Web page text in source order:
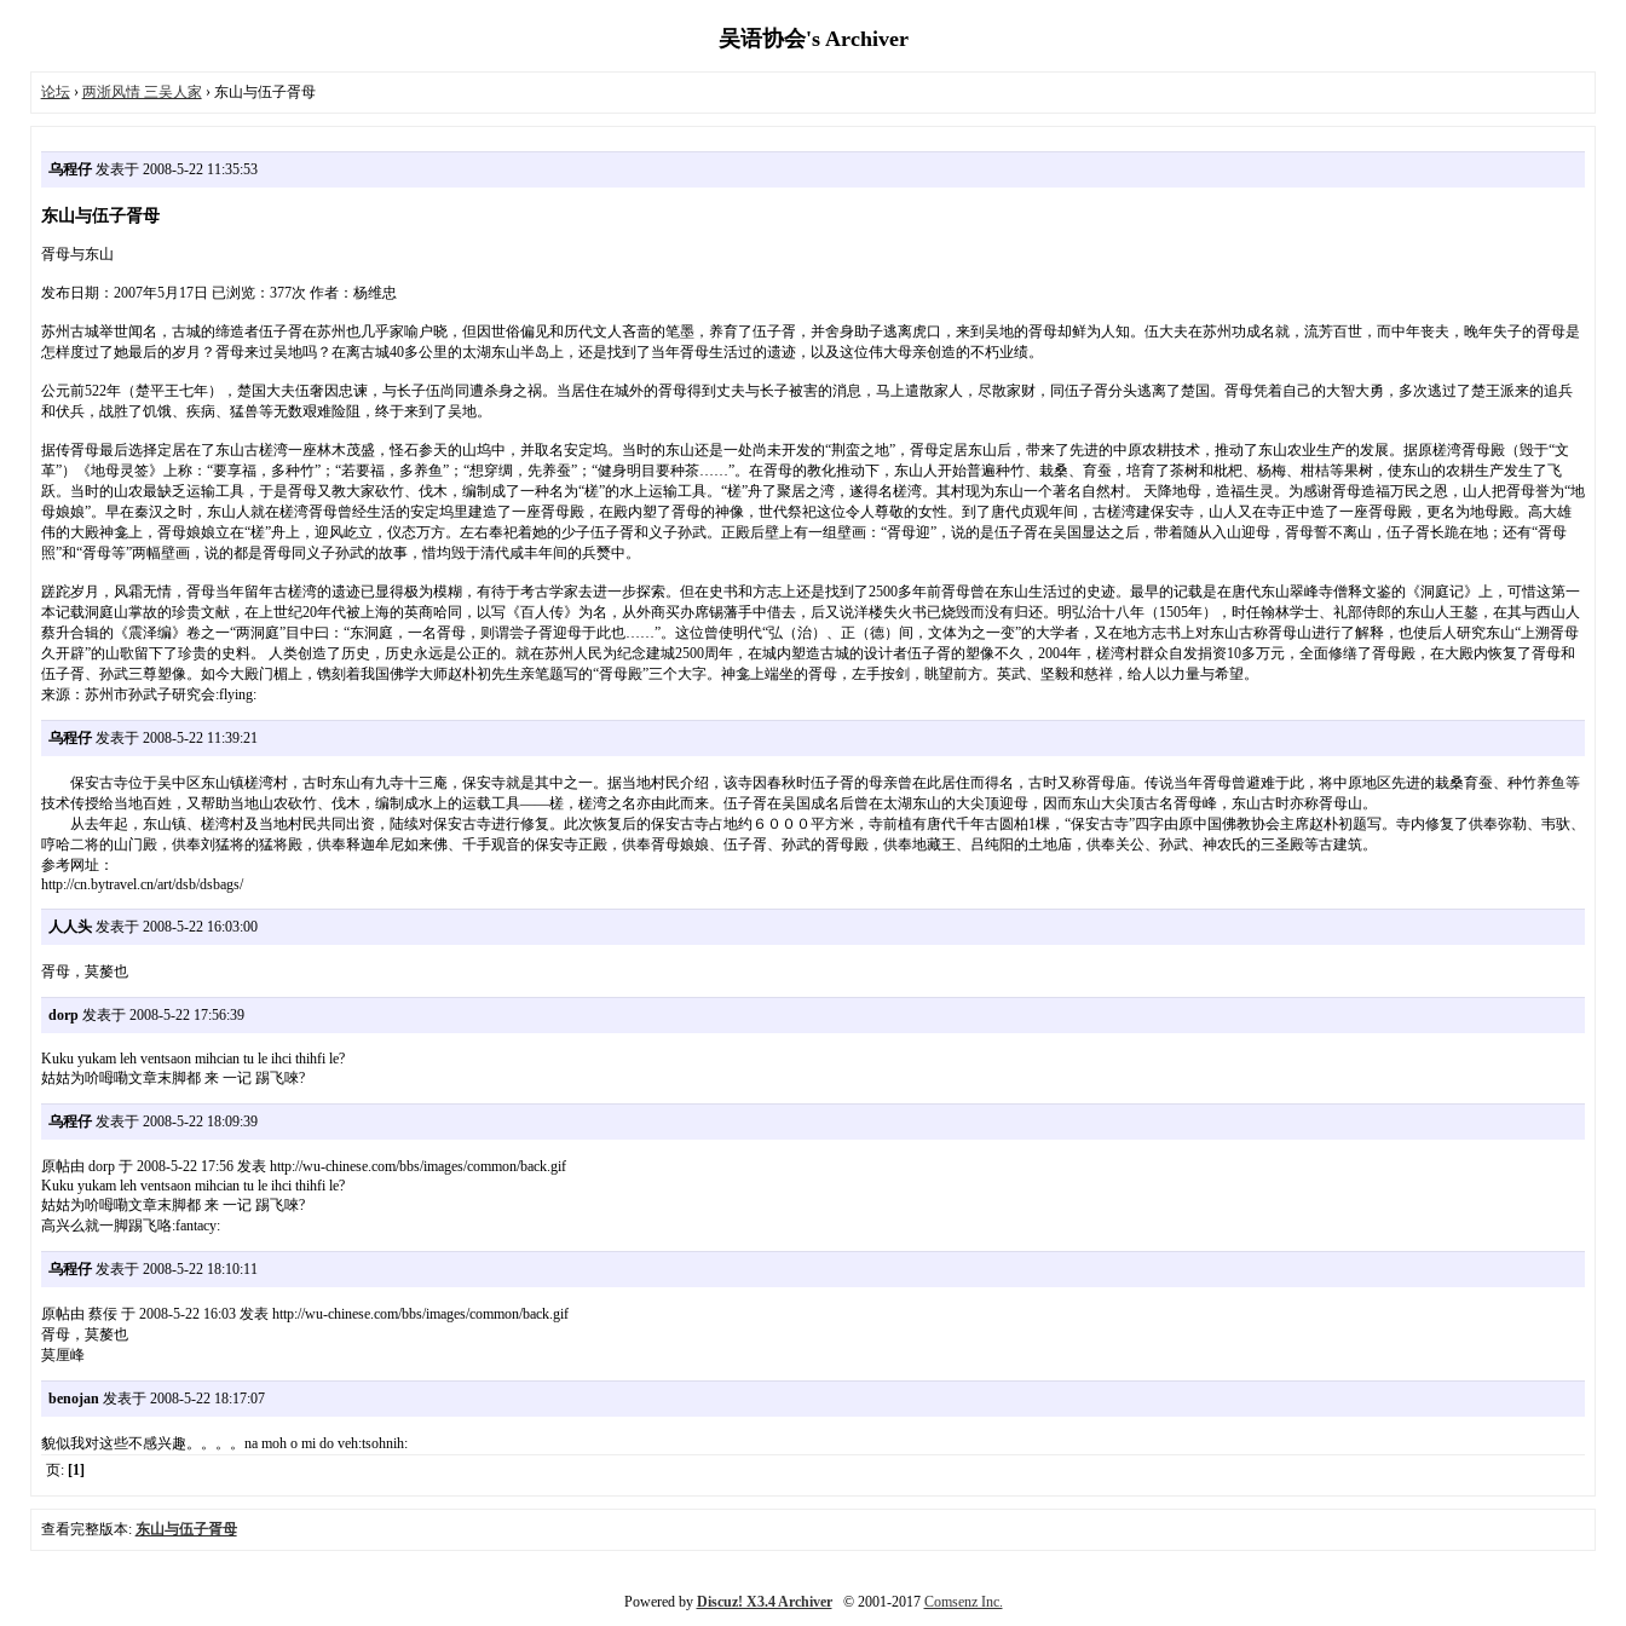
吴语协会's Archiver
论坛› 两浙风情 三吴人家 › 东山与伍子胥母
乌程仔发表于 2008-5-22 11:35:53
东山与伍子胥母
胥母与东山
发布日期：2007年5月17日 已浏览：377次 作者：杨维忠
苏州古城举世闻名，古城的缔造者伍子胥在苏州也几乎家喻户晓，但因世俗偏见和历代文人吝啬的笔墨，养育了伍子胥，并舍身助子逃离虎口，来到吴地的胥母却鲜为人知。伍大夫在苏州功成名就，流芳百世，而中年丧夫，晚年失子的胥母是
怎样度过了她最后的岁月？胥母来过吴地吗？在离古城40多公里的太湖东山半岛上，还是找到了当年胥母生活过的遗迹，以及这位伟大母亲创造的不朽业绩。
公元前522年（楚平王七年），楚国大夫伍奢因忠谏，与长子伍尚同遭杀身之祸。当居住在城外的胥母得到丈夫与长子被害的消息，马上遣散家人，尽散家财，同伍子胥分头逃离了楚国。胥母凭着自己的大智大勇，多次逃过了楚王派来的追兵
和伏兵，战胜了饥饿、疾病、猛兽等无数艰难险阻，终于来到了吴地。
据传胥母最后选择定居在了东山古槎湾一座林木茂盛，怪石参天的山坞中，并取名安定坞。当时的东山还是一处尚未开发的“荆蛮之地”，胥母定居东山后，带来了先进的中原农耕技术，推动了东山农业生产的发展。据原槎湾胥母殿（毁于“文
革”）《地母灵签》上称：“要享福，多种竹”；“若要福，多养鱼”；“想穿绸，先养蚕”；“健身明目要种茶……”。在胥母的教化推动下，东山人开始普遍种竹、栽桑、育蚕，培育了茶树和枇杷、杨梅、柑桔等果树，使东山的农耕生产发生了飞
跃。当时的山农最缺乏运输工具，于是胥母又教大家砍竹、伐木，编制成了一种名为“槎”的水上运输工具。“槎”舟了聚居之湾，遂得名槎湾。其村现为东山一个著名自然村。 天降地母，造福生灵。为感谢胥母造福万民之恩，山人把胥母誉为“地
母娘娘”。早在秦汉之时，东山人就在槎湾胥母曾经生活的安定坞里建造了一座胥母殿，在殿内塑了胥母的神像，世代祭祀这位令人尊敬的女性。到了唐代贞观年间，古槎湾建保安寺，山人又在寺正中造了一座胥母殿，更名为地母殿。高大雄
伟的大殿神龛上，胥母娘娘立在“槎”舟上，迎风屹立，仪态万方。左右奉祀着她的少子伍子胥和义子孙武。正殿后壁上有一组壁画：“胥母迎”，说的是伍子胥在吴国显达之后，带着随从入山迎母，胥母誓不离山，伍子胥长跪在地；还有“胥母
照”和“胥母等”两幅壁画，说的都是胥母同义子孙武的故事，惜均毁于清代咸丰年间的兵燹中。
蹉跎岁月，风霜无情，胥母当年留年古槎湾的遗迹已显得极为模糊，有待于考古学家去进一步探索。但在史书和方志上还是找到了2500多年前胥母曾在东山生活过的史迹。最早的记载是在唐代东山翠峰寺僧释文鉴的《洞庭记》上，可惜这第一
本记载洞庭山掌故的珍贵文献，在上世纪20年代被上海的英商哈同，以写《百人传》为名，从外商买办席锡藩手中借去，后又说洋楼失火书已烧毁而没有归还。明弘治十八年（1505年），时任翰林学士、礼部侍郎的东山人王鏊，在其与西山人
蔡升合辑的《震泽编》卷之一“两洞庭”目中曰：“东洞庭，一名胥母，则谓尝子胥迎母于此也……”。这位曾使明代“弘（治）、正（德）间，文体为之一变”的大学者，又在地方志书上对东山古称胥母山进行了解释，也使后人研究东山“上溯胥母
久开辟”的山歌留下了珍贵的史料。 人类创造了历史，历史永远是公正的。就在苏州人民为纪念建城2500周年，在城内塑造古城的设计者伍子胥的塑像不久，2004年，槎湾村群众自发捐资10多万元，全面修缮了胥母殿，在大殿内恢复了胥母和
伍子胥、孙武三尊塑像。如今大殿门楣上，镌刻着我国佛学大师赵朴初先生亲笔题写的“胥母殿”三个大字。神龛上端坐的胥母，左手按剑，眺望前方。英武、坚毅和慈祥，给人以力量与希望。
来源：苏州市孙武子研究会:flying:
乌程仔发表于 2008-5-22 11:39:21
保安古寺位于吴中区东山镇槎湾村，古时东山有九寺十三庵，保安寺就是其中之一。据当地村民介绍，该寺因春秋时伍子胥的母亲曾在此居住而得名，古时又称胥母庙。传说当年胥母曾避难于此，将中原地区先进的栽桑育蚕、种竹养鱼等
技术传授给当地百姓，又帮助当地山农砍竹、伐木，编制成水上的运载工具——槎，槎湾之名亦由此而来。伍子胥在吴国成名后曾在太湖东山的大尖顶迎母，因而东山大尖顶古名胥母峰，东山古时亦称胥母山。
从去年起，东山镇、槎湾村及当地村民共同出资，陆续对保安古寺进行修复。此次恢复后的保安古寺占地约６０００平方米，寺前植有唐代千年古圆柏1棵，“保安古寺”四字由原中国佛教协会主席赵朴初题写。寺内修复了供奉弥勒、韦驮、
哼哈二将的山门殿，供奉刘猛将的猛将殿，供奉释迦牟尼如来佛、千手观音的保安寺正殿，供奉胥母娘娘、伍子胥、孙武的胥母殿，供奉地藏王、吕纯阳的土地庙，供奉关公、孙武、神农氏的三圣殿等古建筑。
参考网址：
http://cn.bytravel.cn/art/dsb/dsbags/
人人头发表于 2008-5-22 16:03:00
胥母，莫嫠也
dorp发表于 2008-5-22 17:56:39
Kuku yukam leh ventsaon mihcian tu le ihci thihfi le?
姑姑为吤呣嘞文章末脚都 来 一记 踢飞唻?
乌程仔发表于 2008-5-22 18:09:39
原帖由 dorp 于 2008-5-22 17:56 发表 http://wu-chinese.com/bbs/images/common/back.gif
Kuku yukam leh ventsaon mihcian tu le ihci thihfi le?
姑姑为吤呣嘞文章末脚都 来 一记 踢飞唻?
高兴么就一脚踢飞咯:fantacy:
乌程仔发表于 2008-5-22 18:10:11
原帖由 蔡佞 于 2008-5-22 16:03 发表 http://wu-chinese.com/bbs/images/common/back.gif
胥母，莫嫠也
莫厘峰
benojan发表于 2008-5-22 18:17:07
貌似我对这些不感兴趣。。。。na moh o mi do veh:tsohnih:
页: [1]
查看完整版本: 东山与伍子胥母
Powered by Discuz! X3.4 Archiver© 2001-2017 Comsenz Inc.